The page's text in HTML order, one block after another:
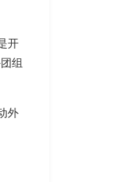
开
组
外